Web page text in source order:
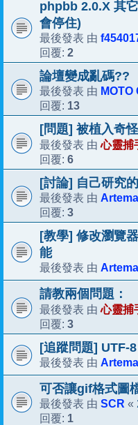
phpbb 2.0.X 其
會停住)
最後發表 由
回覆: 2
論壇變成亂碼??
最後發表 由 MOTO
回覆: 13
[問題] 被植入奇
最後發表 由心靈捕
回覆: 6
[討論] 自己研究
最後發表 由
回覆: 3
[教學] 修改瀏覽
能
最後發表 由
請教兩個問題：
最後發表 由心靈捕
回覆: 3
[追蹤問題] UTF-
最後發表 由
可否讓gif格式圖
最後發表 由 SCR «
回覆: 1